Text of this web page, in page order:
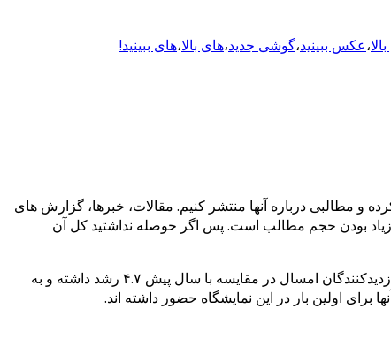
،عکس ببینید،گوشی جدید،های بالا،های ببینید!
پیدا کرده و مطالبی درباره آنها منتشر کنیم. مقالات، خبرها، گزارش های
زیاد بودن حجم مطالب است. پس اگر حوصله نداشتید کل آن
کامپیوتکس امسال بیشتر روی چهار حوزه تمرکز داشت: بازی، استارت آپ ها و نو آوری، راه حل های تجاری و Internet of Things. تعداد بازدیدکنندگان امسال در مقایسه با سال پیش ۴.۷ رشد داشته و به